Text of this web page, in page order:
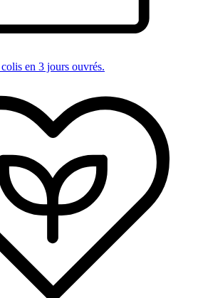
en 3 jours ouvrés.